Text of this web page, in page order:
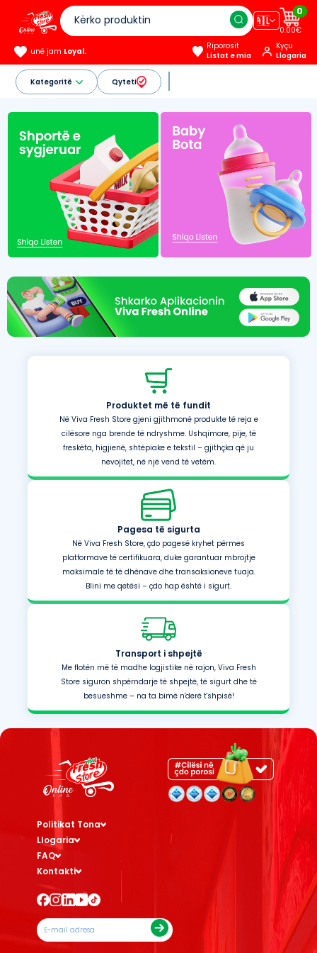
🇦🇱
0
0.00€
unë jam Loyal.
Riporosit
Listat e mia
Kyçu
Llogaria
Kategoritë Qyteti
Produktet më të fundit
Në Viva Fresh Store gjeni gjithmonë produkte të reja e
cilësore nga brende të ndryshme. Ushqimore, pije, të
freskëta, higjienë, shtëpiake e tekstil – gjithçka që ju
nevojitet, në një vend të vetëm.
Pagesa të sigurta
Në Viva Fresh Store, çdo pagesë kryhet përmes
platformave të certifikuara, duke garantuar mbrojtje
maksimale të të dhënave dhe transaksioneve tuaja.
Blini me qetësi – çdo hap është i sigurt.
Transport i shpejtë
Me flotën më të madhe logjistike në rajon, Viva Fresh
Store siguron shpërndarje të shpejtë, të sigurt dhe të
besueshme – na ta bimë n'derë t'shpisë!
Politikat Tona
Llogaria
FAQ
Kontakti